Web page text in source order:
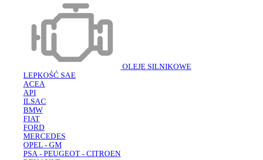
OLEJE SILNIKOWE
LEPKOŚĆ SAE
ACEA
API
ILSAC
BMW
FIAT
FORD
MERCEDES
OPEL - GM
PSA - PEUGEOT - CITROEN